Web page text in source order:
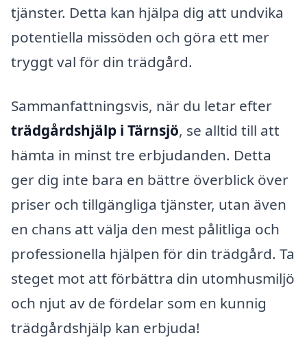
tjänster. Detta kan hjälpa dig att undvika
potentiella missöden och göra ett mer
tryggt val för din trädgård.
Sammanfattningsvis, när du letar efter
trädgårdshjälp i Tärnsjö, se alltid till att
hämta in minst tre erbjudanden. Detta
ger dig inte bara en bättre överblick över
priser och tillgängliga tjänster, utan även
en chans att välja den mest pålitliga och
professionella hjälpen för din trädgård. Ta
steget mot att förbättra din utomhusmiljö
och njut av de fördelar som en kunnig
trädgårdshjälp kan erbjuda!